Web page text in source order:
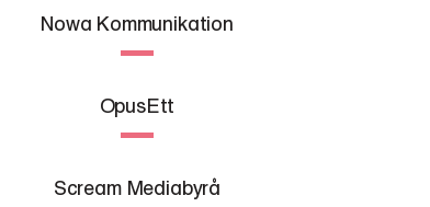
Nowa Kommunikation
OpusEtt
Scream Mediabyrå